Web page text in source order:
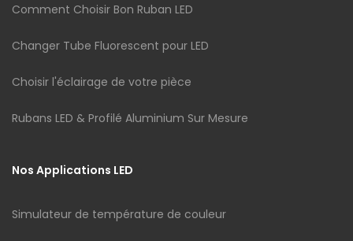
Comment Choisir Bon Ruban LED
Changer Tube Fluorescent pour LED
Choisir l'éclairage de votre pièce
Rubans LED & Profilé Aluminium Sur Mesure
Nos Applications LED
Simulateur de température de couleur